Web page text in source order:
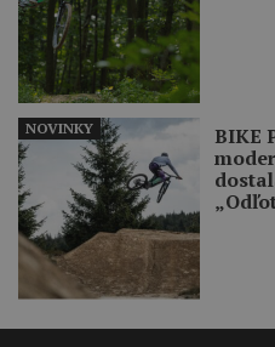
BIKE
NOVINKY